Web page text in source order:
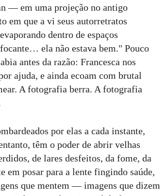
— em uma projeção no antigo
em que a vi seus autorretratos
dentro de espaços
ela não estava bem." Pouco
antes da razão: Francesca nos
ajuda, e ainda ecoam com brutal
A fotografia berra. A fotografia
por elas a cada instante,
têm o poder de abrir velhas
de lares desfeitos, da fome, da
em posar para a lente fingindo saúde,
que mentem — imagens que dizem